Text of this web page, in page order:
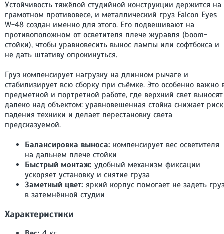
Устойчивость тяжёлой студийной конструкции держится на
грамотном противовесе, и металлический груз Falcon Eyes
W-48 создан именно для этого. Его подвешивают на
противоположном от осветителя плече журавля (boom-
стойки), чтобы уравновесить вынос лампы или софтбокса и
не дать штативу опрокинуться.
Груз компенсирует нагрузку на длинном рычаге и
стабилизирует всю сборку при съёмке. Это особенно важно
предметной и портретной работе, где верхний свет выносят
далеко над объектом: уравновешенная стойка снижает риск
падения техники и делает перестановку света
предсказуемой.
Балансировка выноса: компенсирует вес осветителя
на дальнем плече стойки
Быстрый монтаж: удобный механизм фиксации
ускоряет установку и снятие груза
Заметный цвет: яркий корпус помогает не задеть
в затемнённой студии
Характеристики